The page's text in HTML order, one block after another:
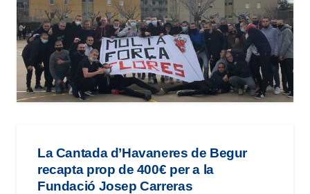
La Cantada d’Havaneres de Begur
recapta prop de 400€ per a la
Fundació Josep Carreras